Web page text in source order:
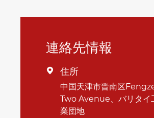
連絡先情報
 住所
中国天津市晋南区
Two Avenue、バリタイ
業団地